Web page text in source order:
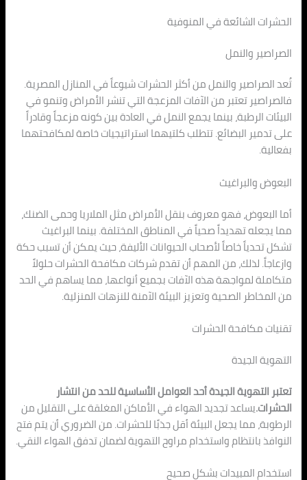
الحشرات الشائعة في المنوفية
الصراصير والنمل
تُعد الصراصير والنمل من أكثر الحشرات شيوعاً في المنازل المصرية.
فالصراصير تعتبر من الآفات المزعجة التي تنشر الأمراض وتنمو في
البيئات الرطبة، بينما يجمع النمل في العادة بين كونه مزعجاً وقادراً
على تدمير البضائع. تتطلب كلتيهما استراتيجيات خاصة لمكافحتهما
بفعالية.
البعوض والبراغيث
أما البعوض، فهو معروف بنقل الأمراض مثل الملاريا وحمى الضنك،
مما يجعله تهديداً صحياً في المناطق المختلفة. بينما البراغيث
تشكل تحدياً خاصاً لأصحاب الحيوانات الأليفة، حيث يمكن أن تسبب حكة
وازعاجاً. لذلك، من المهم أن تقدم شركات مكافحة الحشرات حلولاً
متكاملة لمواجهة هذه الآفات بجميع أنواعها، مما يساهم في الحد
من المخاطر الصحية وتعزيز البيئة الآمنة للنزهات المنزلية.
تقنيات مكافحة الحشرات
التهوية الجيدة
تعتبر التهوية الجيدة أحد العوامل الأساسية للحد من انتشار
الحشرات.يساعد تجديد الهواء في الأماكن المغلقة على التقليل من
الرطوبة، مما يجعل البيئة أقل جذبًا للحشرات. من الضروري أن يتم فتح
النوافذ بانتظام واستخدام مراوح التهوية لضمان تدفق الهواء النقي.
استخدام المبيدات بشكل صحيح